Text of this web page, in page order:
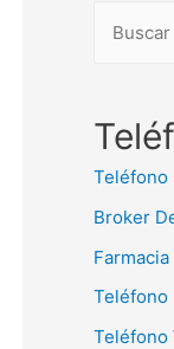
c
:
Teléfono
Broker
Teléfono
Teléfono